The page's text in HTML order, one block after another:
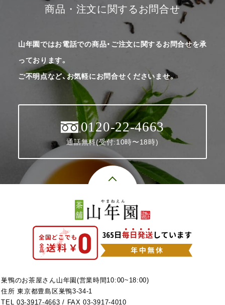
商品・注文に関するお問合せ
山年園ではお電話での商品・ご注文に関するお問合せを承
っております。
ご不明点など、お気軽にお問合せくださいませ。
0120-22-4663
通話無料(受付:10時〜18時)
巣鴨のお茶屋さん山年園(営業時間10:00~18:00)
住所 東京都豊島区巣鴨3-34-1
TEL03-3917-4663 / FAX 03-3917-4010